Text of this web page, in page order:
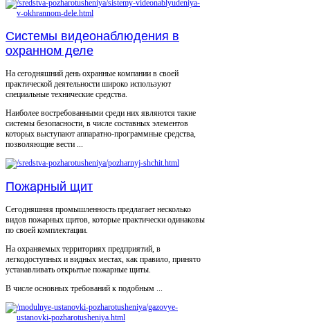
Системы видеонаблюдения в
охранном деле
На сегодняшний день охранные компании в своей
практической деятельности широко используют
специальные технические средства.
Наиболее востребованными среди них являются такие
системы безопасности, в числе составных элементов
которых выступают аппаратно-программные средства,
позволяющие вести ...
Пожарный щит
Сегодняшняя промышленность предлагает несколько
видов пожарных щитов, которые практически одинаковы
по своей комплектации.
На охраняемых территориях предприятий, в
легкодоступных и видных местах, как правило, принято
устанавливать открытые пожарные щиты.
В числе основных требований к подобным ...